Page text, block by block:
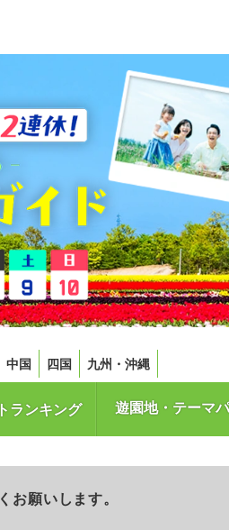
中国 四国 九州・沖縄
ランキング 遊園地・テーマ
願いします。